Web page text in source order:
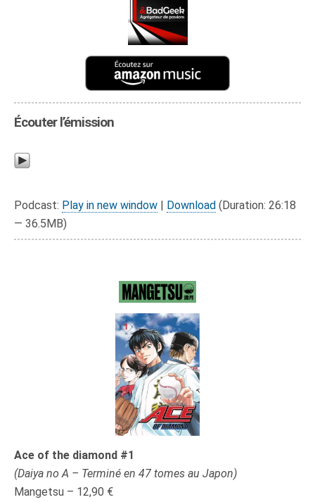
Écouter l’émission
Podcast: Play in new window Download (Duration: 26:18
— 36.5MB)
Ace of the diamond #1
(Daiya no A – Terminé en 47 tomes au Japon)
Mangetsu – 12,90 €